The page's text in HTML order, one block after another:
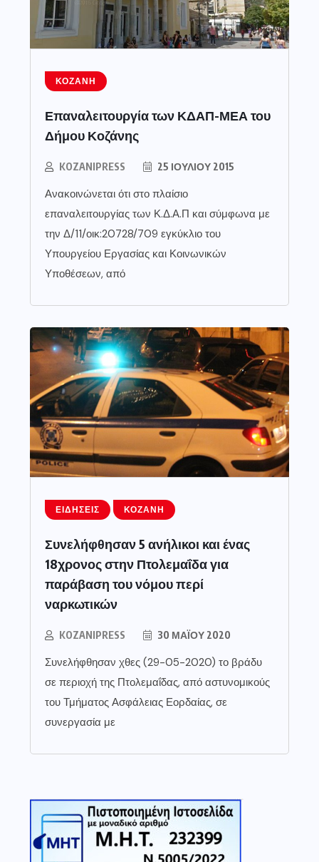
ΚΟΖΆΝΗ
Επαναλειτουργία των ΚΔΑΠ-ΜΕΑ του
Δήμου Κοζάνης
KOZANIPRESS 25 ΙΟΥΛΊΟΥ 2015
Ανακοινώνεται ότι στο πλαίσιο
επαναλειτουργίας των Κ.Δ.Α.Π και σύμφωνα με
την Δ/11/οικ:20728/709 εγκύκλιο του
Υπουργείου Εργασίας και Κοινωνικών
Υποθέσεων, από
ΕΙΔΉΣΕΙΣ ΚΟΖΆΝΗ
Συνελήφθησαν 5 ανήλικοι και ένας
18χρονος στην Πτολεμαΐδα για
παράβαση του νόμου περί
ναρκωτικών
KOZANIPRESS 30 ΜΑΪ́ΟΥ 2020
Συνελήφθησαν χθες (29-05-2020) το βράδυ
σε περιοχή της Πτολεμαΐδας, από αστυνομικούς
του Τμήματος Ασφάλειας Εορδαίας, σε
συνεργασία με